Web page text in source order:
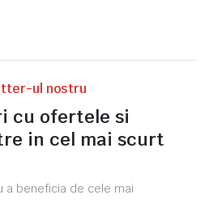
ul nostru
cu ofertele si
in cel mai scurt
beneficia de cele mai